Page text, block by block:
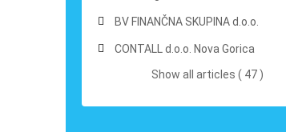
BV FINANČNA SKUPINA d.o.o.
CONTALL d.o.o. Nova Gorica
Show all articles ( 47 )